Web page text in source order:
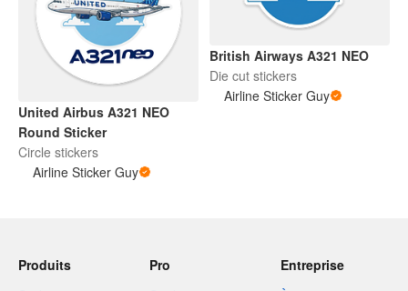
United Airbus A321 NEO
Round Sticker
Circle stickers
Airline Sticker Guy
British Airways A321 NEO
Die cut stickers
Airline Sticker Guy
Produits
Pro
Entreprise